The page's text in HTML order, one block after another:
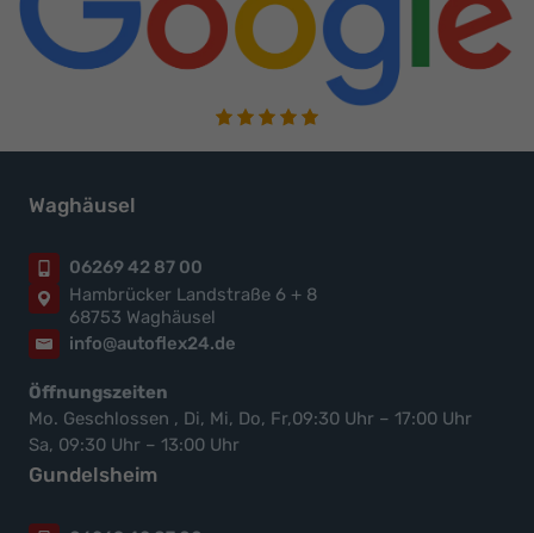
Waghäusel
06269 42 87 00
Hambrücker Landstraße 6 + 8
68753 Waghäusel
info@autoflex24.de
Öffnungszeiten
Mo. Geschlossen , Di, Mi, Do, Fr,09:30 Uhr – 17:00 Uhr
Sa, 09:30 Uhr – 13:00 Uhr
Gundelsheim